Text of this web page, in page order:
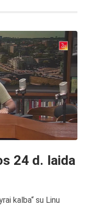
24 d. laida
kalba“ su Linu